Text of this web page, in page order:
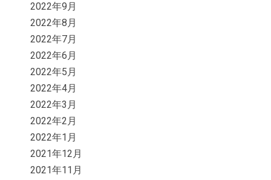
2022年9月
2022年8月
2022年7月
2022年6月
2022年5月
2022年4月
2022年3月
2022年2月
2022年1月
2021年12月
2021年11月